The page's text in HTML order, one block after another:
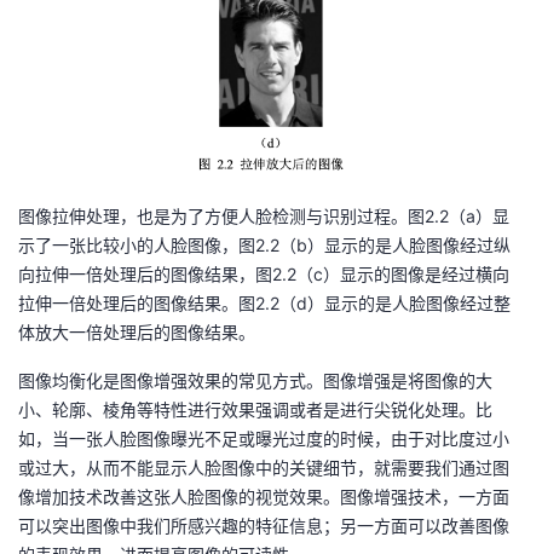
图像拉伸处理，也是为了方便人脸检测与识别过程。图2.2 （a）显
示了一张比较小的人脸图像，图2.2 （b）显示的是人脸图像经过纵
向拉伸一倍处理后的图像结果，图2.2 （c）显示的图像是经过横向
拉伸一倍处理后的图像结果。图2.2 （d）显示的是人脸图像经过整
体放大一倍处理后的图像结果。
图像均衡化是图像增强效果的常见方式。图像增强是将图像的大
小、轮廓、棱角等特性进行效果强调或者是进行尖锐化处理。比
如，当一张人脸图像曝光不足或曝光过度的时候，由于对比度过小
或过大，从而不能显示人脸图像中的关键细节，就需要我们通过图
像增加技术改善这张人脸图像的视觉效果。图像增强技术，一方面
可以突出图像中我们所感兴趣的特征信息；另一方面可以改善图像